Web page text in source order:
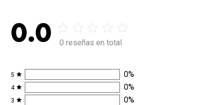
0.0 0 reseñas en total
5 0%
4 0%
3 0%